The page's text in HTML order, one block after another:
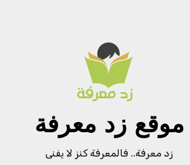
موقع زد معرفة
زد معرفة.. فالمعرفة كنز لا يفنى